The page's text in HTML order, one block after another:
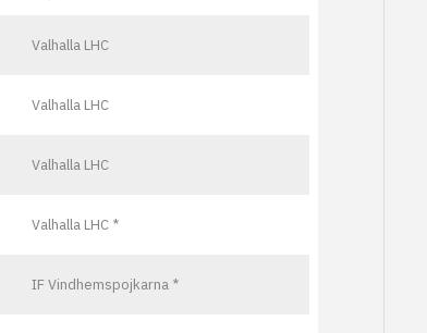
Valhalla LHC
Valhalla LHC
Valhalla LHC
Valhalla LHC *
IF Vindhemspojkarna *